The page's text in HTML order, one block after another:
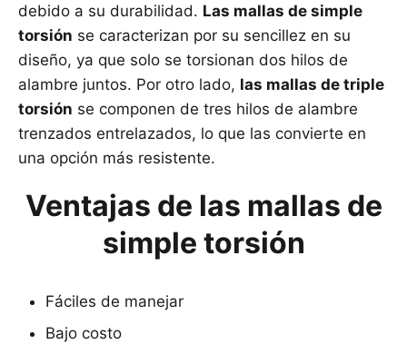
debido a su durabilidad. Las mallas de simple
torsión se caracterizan por su sencillez en su
diseño, ya que solo se torsionan dos hilos de
alambre juntos. Por otro lado, las mallas de triple
torsión se componen de tres hilos de alambre
trenzados entrelazados, lo que las convierte en
una opción más resistente.
Ventajas de las mallas de
simple torsión
Fáciles de manejar
Bajo costo